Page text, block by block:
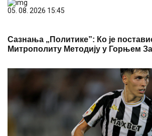
05. 08. 2026 15:45
Сазнања „Политике”: Ко је
Митрополиту Методију у Горњем